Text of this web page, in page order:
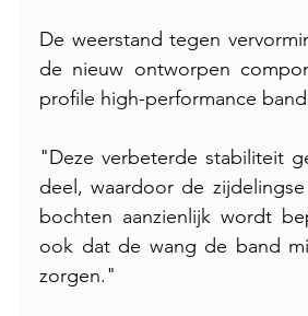
De weerstand tegen
de nieuw ontworpen
profile high-performance
"Deze verbeterde stabiliteit
deel, waardoor de
bochten aanzienlijk wordt
ook dat de wang de band
zorgen."